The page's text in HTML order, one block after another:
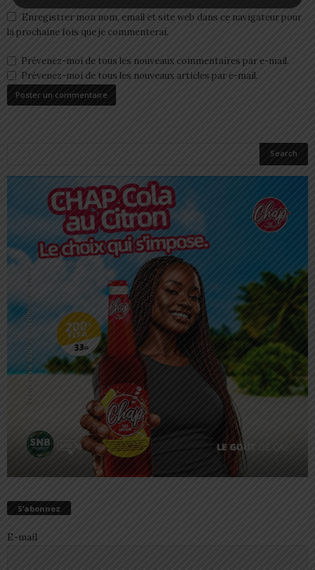
Enregistrer mon nom, email et site web dans ce navigateur pour
la prochaine fois que je commenterai.
Prévenez-moi de tous les nouveaux commentaires par e-mail.
Prévenez-moi de tous les nouveaux articles par e-mail.
S’abonnez
E-mail